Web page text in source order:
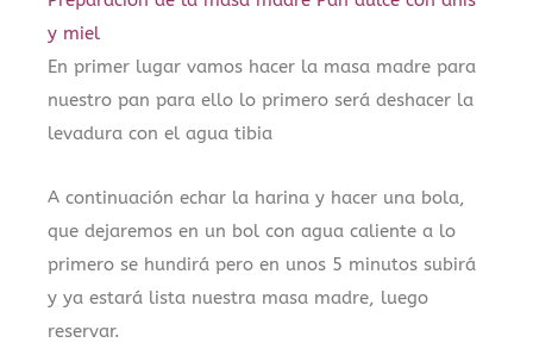
y miel
En primer lugar vamos hacer la masa madre para
nuestro pan para ello lo primero será deshacer la
levadura con el agua tibia
A continuación echar la harina y hacer una bola,
que dejaremos en un bol con agua caliente a lo
primero se hundirá pero en unos 5 minutos subirá
y ya estará lista nuestra masa madre, luego
reservar.